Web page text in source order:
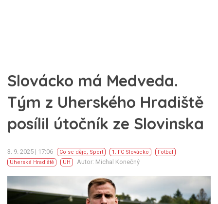
Slovácko má Medveda.
Tým z Uherského Hradiště
posílil útočník ze Slovinska
3. 9. 2025 | 17:06 Co se děje, Sport 1. FC Slovácko
Fotbal
Uherské Hradiště
UH Autor: Michal Konečný